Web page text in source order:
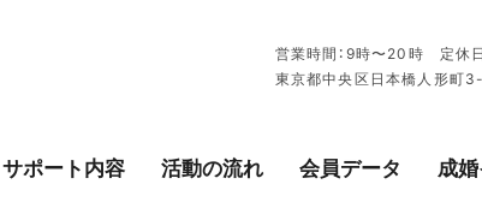
営業時間：9時〜20時 定
東京都中央区日本橋人形町
サポート内容 活動の流れ 会員データ 成